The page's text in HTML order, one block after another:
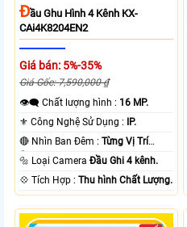
ĐẦu Ghu Hình 4 Kênh KX-
CAi4K8204EN2
Giá bán: 5%-35%
Giá Gốc: 7,590,000 ₫
👁️‍🗨 Chất lượng hình : 16 MP.
⚜️ Công Nghệ Sử Dụng : IP.
🔴 Nhìn Ban Đêm :Từng Vị Trí
Camera .
🔩 Loại CameraĐầu Ghi 4 kênh.
️💠 Tích Hợp :Thu hình Chất Lượng.